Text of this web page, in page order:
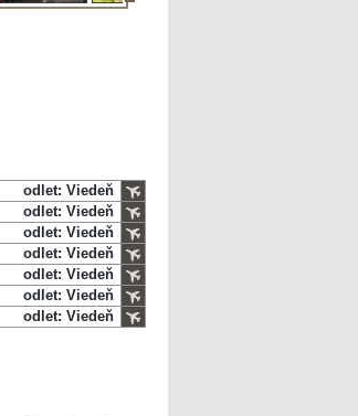
odlet: Viedeň
odlet: Viedeň
odlet: Viedeň
odlet: Viedeň
odlet: Viedeň
odlet: Viedeň
odlet: Viedeň